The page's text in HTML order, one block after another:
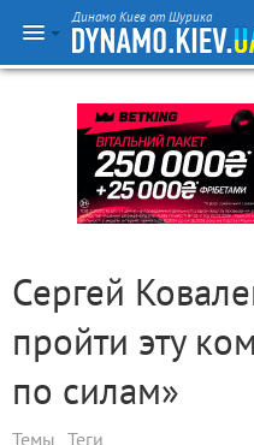
Динамо Киев от Шурика
Сергей
пройти эту
по силам»
Темы Теги